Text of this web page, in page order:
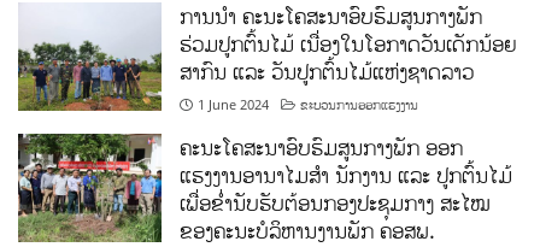
ການນໍາ ຄະນະໂຄສະນາອົບຮົມສູນກາງພັກ
ຮ່ວມປູກຕົ້ນໄມ້ ເນື່ອງໃນໂອກາດວັນເດັກນ້ອຍ
ສາກົນ ແລະ ວັນປູກຕົ້ນໄມ້ແຫ່ງຊາດລາວ
1 June 2024 ຂະບວນການອອກແຮງງານ
ຄະນະໂຄສະນາອົບຮົມສູນກາງພັກ ອອກ
ແຮງງານອານາໄມສໍາ ນັກງານ ແລະ ປູກຕົ້ນໄມ້
ເພື່ອຂໍ່ານັບຮັບຕ້ອນກອງປະຊຸມກາງ ສະໄໝ
ຂອງຄະນະບໍລິຫານງານພັກ ຄອສພ.